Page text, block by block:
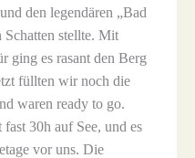
den legendären „Bad
Schatten stellte. Mit
ging es rasant den Berg
füllten wir noch die
waren ready to go.
30h auf See, und es
vor uns. Die